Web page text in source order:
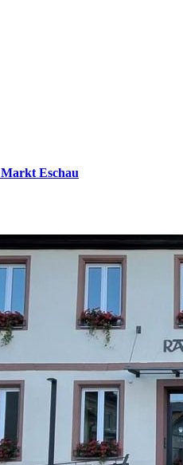
Markt Eschau